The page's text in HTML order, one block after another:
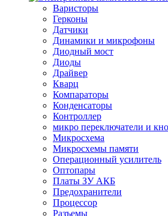
Варисторы
Герконы
Датчики
Динамики и микрофоны
Диодный мост
Диоды
Драйвер
Кварц
Компараторы
Конденсаторы
Контроллер
микро переключатели и
Микросхема
Микросхемы памяти
Операционный усилитель
Оптопары
Платы ЗУ АКБ
Предохранители
Процессор
Разъемы